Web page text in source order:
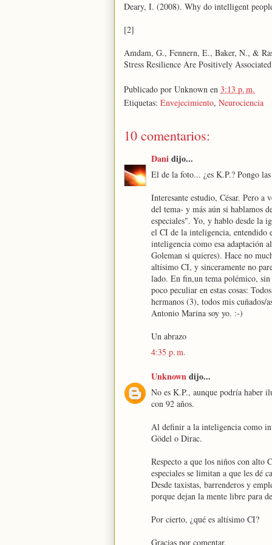
Deary, I. (2008). Why do intelligent
[2]
Amdam, G., Fennern, E., Baker, N., &
Stress Resilience Are Positively
Publicado por Unknown en 3:13 p. m.
Etiquetas: Envejecimiento, Neurociencia
10 comentarios:
Danidijo...
El de la foto... ¿es K.P.? Pongo
Interesante estudio, César. Pero a
del tema- y más aún si hablamos
especiales". Yo, y hablo desde la
el CI de la inteligencia, entendido
inteligencia como esa adaptación
Goleman si quieres). Hace no
altísimo CI, y sinceramente no
lado. En fin,un tema polémico,
poco peculiar en estas cosas:
hermanos (3), todos mis cuñados/
Antonio Marina soy yo. :-)
Un abrazo
4:35 p. m.
Unknowndijo...
No es K.P., aunque podría haber
con 92 años.
Al definir a la inteligencia como
Gödel o Dirac.
Respecto a que los niños con alto
especiales se limitan a que les dé
Desde taxistas, barrenderos y
porque dejan la mente libre para
Por cierto, ¿qué es altísimo CI?
Gracias por comentar.